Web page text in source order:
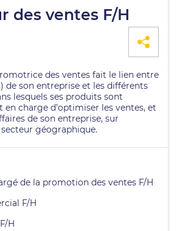
des ventes F/H
des ventes fait le lien entre
de son entreprise et les différents
lesquels ses produits sont
en charge d’optimiser les ventes, et
de son entreprise, sur
secteur géographique.
de la promotion des ventes F/H
F/H
H